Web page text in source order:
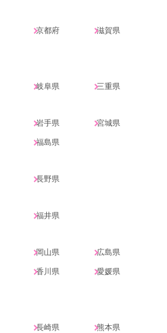
京都府 滋賀県
岐阜県
三重県
岩手県 宮城県
福島県
長野県
福井県
岡山県 広島県
香川県 愛媛県
長崎県 熊本県